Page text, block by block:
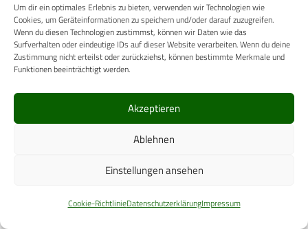
Um dir ein optimales Erlebnis zu bieten, verwenden wir Technologien wie
Cookies, um Geräteinformationen zu speichern und/oder darauf zuzugreifen.
Wenn du diesen Technologien zustimmst, können wir Daten wie das
Surfverhalten oder eindeutige IDs auf dieser Website verarbeiten. Wenn du deine
Zustimmung nicht erteilst oder zurückziehst, können bestimmte Merkmale und
Funktionen beeinträchtigt werden.
Akzeptieren
Ablehnen
Einstellungen ansehen
Cookie-RichtlinieDatenschutzerklärungImpressum